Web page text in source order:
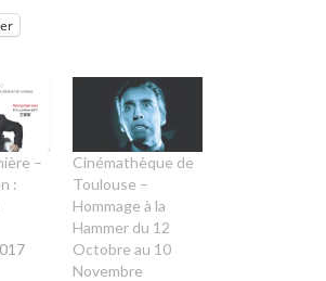
–
:
Cinémathèque de
Toulouse –
Hommage à la
Hammer du 12
Octobre au 10
Novembre